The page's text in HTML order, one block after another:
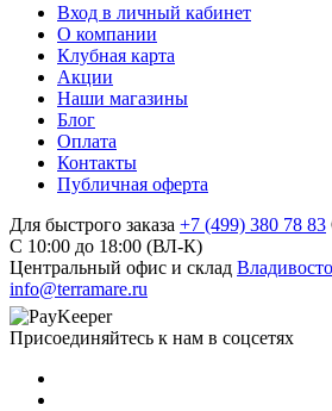
Вход в личный кабинет
О компании
Клубная карта
Акции
Наши магазины
Блог
Оплата
Контакты
Публичная оферта
Для быстрого заказа +7 (499) 380 78 83
C 10:00 до 18:00 (ВЛ-К)
Центральный офис и склад
info@terramare.ru
Присоединяйтесь к нам в соцсетях